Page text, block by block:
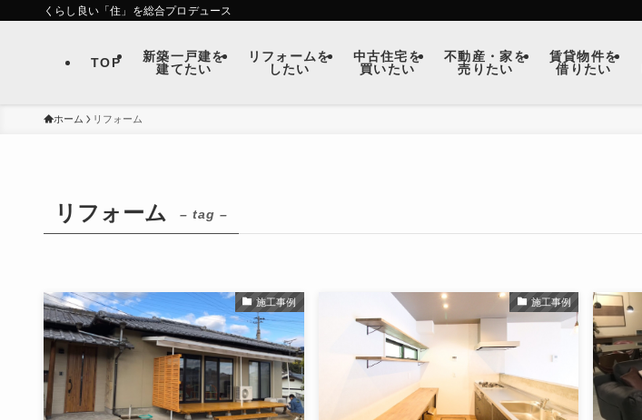
くらし良い「住」を総合プロデュース
TOP
新築一戸建を
建てたい
リフォームを
したい
中古住宅を
買いたい
不動産・家を
売りたい
賃貸物件を
借りたい
ホーム リフォーム
リフォーム – tag –
施工事例 施工事例